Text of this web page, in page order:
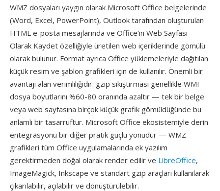
WMZ dosyaları yaygın olarak Microsoft Office belgelerinde
(Word, Excel, PowerPoint), Outlook tarafından oluşturulan
HTML e-posta mesajlarında ve Office'ın Web Sayfası
Olarak Kaydet özelliğiyle üretilen web içeriklerinde gömülü
olarak bulunur. Format ayrıca Office yüklemeleriyle dağıtılan
küçük resim ve şablon grafikleri için de kullanılır. Önemli bir
avantajı alan verimliliğidir: gzip sıkıştırması genellikle WMF
dosya boyutlarını %60-80 oranında azaltır — tek bir belge
veya web sayfasına birçok küçük grafik gömüldüğünde bu
anlamlı bir tasarruftur. Microsoft Office ekosistemiyle derin
entegrasyonu bir diğer pratik güçlü yönüdür — WMZ
grafikleri tüm Office uygulamalarında ek yazılım
gerektirmeden doğal olarak render edilir ve LibreOffice,
ImageMagick, Inkscape ve standart gzip araçları kullanılarak
çıkarılabilir, açılabilir ve dönüştürülebilir.